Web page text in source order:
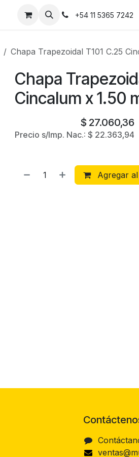
+54 11 5365 7242
Chapa Trapezoidal T101 C.25
Chapa
Cincalum x 1.50
$ 27.060,36
Precio s/Imp. Nac.: $ 22.363,94
Agregar